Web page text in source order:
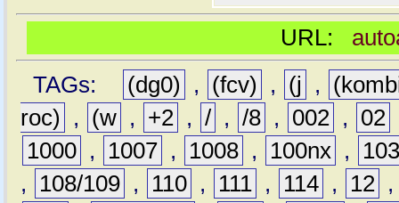
URL:
TAGs:
(dg0) , (fcv) , (j ,
roc)
, (w , +2 , / , /8 , 002 , 02
1000 , 1007 , 1008 , 100nx ,
,
108/109 , 110 , 111 , 114 , 12